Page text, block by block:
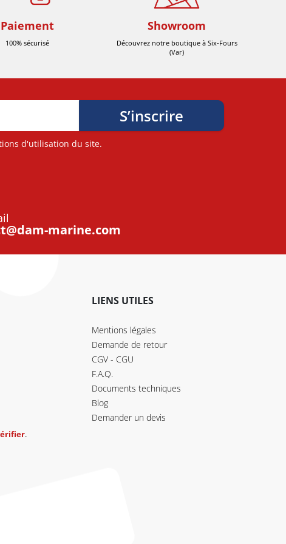
Paiement
100% sécurisé
Showroom
Découvrez notre boutique à Six-Fours
(Var)
d'utilisation du site.
marine.com
LIENS UTILES
Mentions légales
Demande de retour
CGV - CGU
F.A.Q.
Documents techniques
Blog
Demander un devis
.